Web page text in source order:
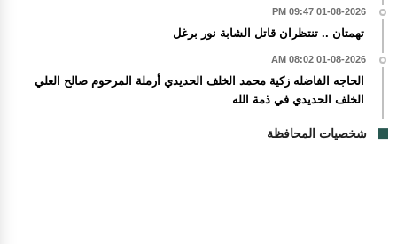
01-08-2026 09:47 PM
تهمتان .. تنتظران قاتل الشابة نور برغل
01-08-2026 08:02 AM
الحاجه الفاضله زكية محمد الخلف الحديدي أرملة المرحوم صالح العلي
الخلف الحديدي في ذمة الله
شخصيات المحافظة